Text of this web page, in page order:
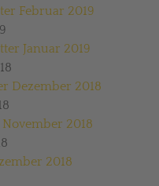
Februar 2019
Januar 2019
Dezember 2018
2018
2018